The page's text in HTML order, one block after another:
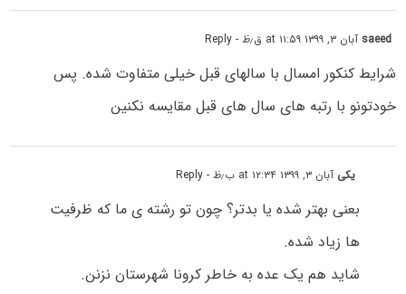
saeed آبان ۳, ۱۳۹۹ at ۱۱:۵۹ ق٫ظ - Reply
شرایط کنکور امسال با سالهای قبل خیلی متفاوت شده. پس
خودتونو با رتبه های سال های قبل مقایسه نکنین
یکی آبان ۳, ۱۳۹۹ at ۱۲:۳۴ ب٫ظ - Reply
بعنی بهتر شده یا بدتر؟ چون تو رشته ی ما که ظرفیت
ها زیاد شده.
شاید هم یک عده به خاطر کرونا شهرستان نزنن.